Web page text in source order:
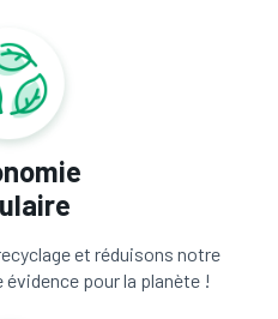
et réduisons notre
pour la planète !